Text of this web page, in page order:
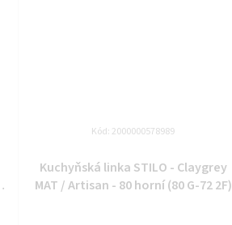
Kuchyňská linka STILO - Claygrey
MAT / Artisan - 80 horní (80 G-72 2F)
Kód: 2000000578989